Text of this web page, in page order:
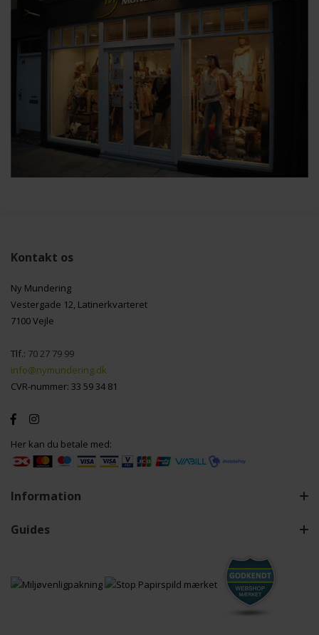
Kontakt os
Ny Mundering
Vestergade 12, Latinerkvarteret
7100 Vejle
Tlf.: 70 27 79 99
info@nymundering.dk
CVR-nummer: 33 59 34 81
Her kan du betale med:
Information
Guides